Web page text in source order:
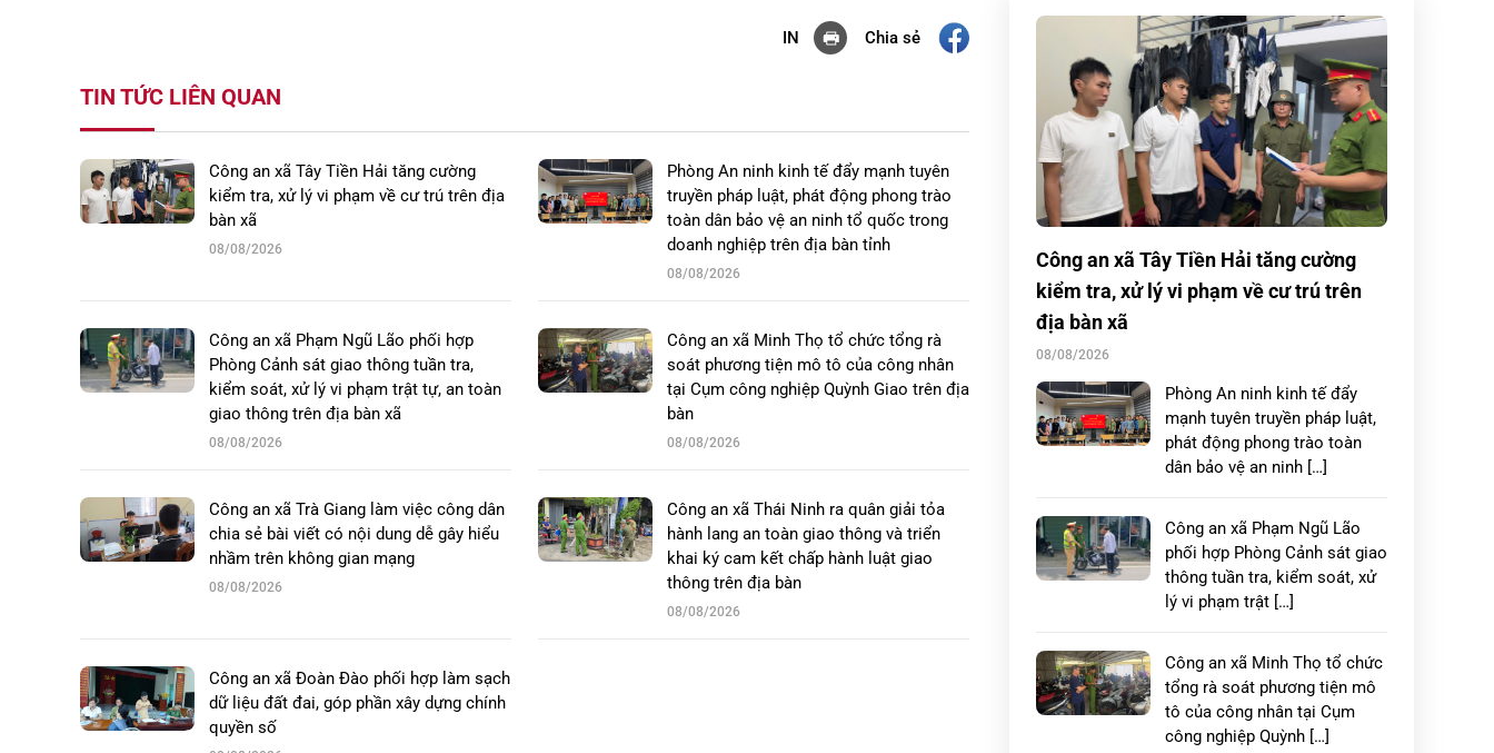
IN Chia sẻ
TIN TỨC LIÊN QUAN
Công an xã Tây Tiền Hải tăng cường
kiểm tra, xử lý vi phạm về cư trú trên địa
bàn xã
08/08/2026
Phòng An ninh kinh tế đẩy mạnh tuyên
truyền pháp luật, phát động phong trào
toàn dân bảo vệ an ninh tổ quốc trong
doanh nghiệp trên địa bàn tỉnh
08/08/2026
Công an xã Phạm Ngũ Lão phối hợp
Phòng Cảnh sát giao thông tuần tra,
kiểm soát, xử lý vi phạm trật tự, an toàn
giao thông trên địa bàn xã
08/08/2026
Công an xã Minh Thọ tổ chức tổng rà
soát phương tiện mô tô của công nhân
tại Cụm công nghiệp Quỳnh Giao trên địa
bàn
08/08/2026
Công an xã Trà Giang làm việc công dân
chia sẻ bài viết có nội dung dễ gây hiểu
nhầm trên không gian mạng
08/08/2026
Công an xã Thái Ninh ra quân giải tỏa
hành lang an toàn giao thông và triển
khai ký cam kết chấp hành luật giao
thông trên địa bàn
08/08/2026
Công an xã Đoàn Đào phối hợp làm sạch
dữ liệu đất đai, góp phần xây dựng chính
quyền số
Công an xã Tây Tiền Hải tăng cường
kiểm tra, xử lý vi phạm về cư trú trên
địa bàn xã
08/08/2026
Phòng An ninh kinh tế đẩy
mạnh tuyên truyền pháp luật,
phát động phong trào toàn
dân bảo vệ an ninh […]
Công an xã Phạm Ngũ Lão
phối hợp Phòng Cảnh sát giao
thông tuần tra, kiểm soát, xử
lý vi phạm trật […]
Công an xã Minh Thọ tổ chức
tổng rà soát phương tiện mô
tô của công nhân tại Cụm
công nghiệp Quỳnh […]